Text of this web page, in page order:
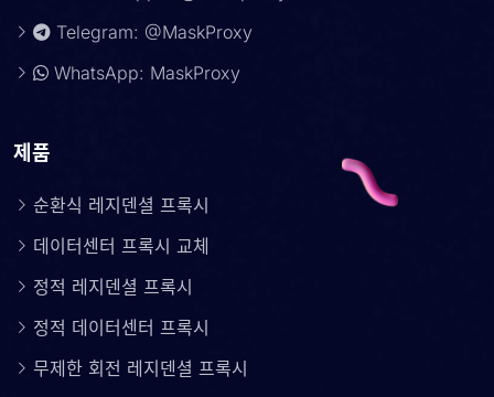
Telegram: @MaskProxy
WhatsApp: MaskProxy
제품
순환식 레지덴셜 프록시
데이터센터 프록시 교체
정적 레지덴셜 프록시
정적 데이터센터 프록시
무제한 회전 레지덴셜 프록시